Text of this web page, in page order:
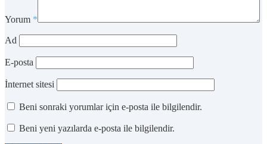
Yorum *
Ad
E-posta
İnternet sitesi
Beni sonraki yorumlar için e-posta ile bilgilendir.
Beni yeni yazılarda e-posta ile bilgilendir.